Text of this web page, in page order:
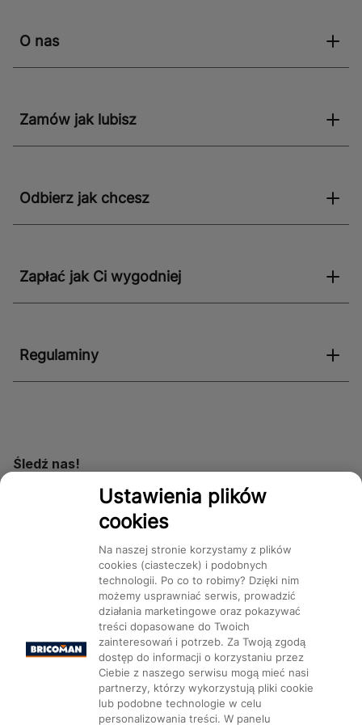
przemysłowych. Jego niezawodność i łatwość obsługi
sprawiają, że jest to idealne rozwiązanie dla każdego,
kto poszukuje efektywnego i trwałego siłownika do
O nas
Zamów jak lubisz
Odbierz jak chcesz
Zapłać jak Ci wygodniej
Regulaminy
Śledź nas!
Dostępność
Kategorie Produkty Marki CMS
Ustawienia plików
cookies
Na naszej stronie korzystamy z plików
cookies (ciasteczek) i podobnych
technologii. Po co to robimy? Dzięki nim
możemy usprawniać serwis, prowadzić
działania marketingowe oraz pokazywać
treści dopasowane do Twoich
zainteresowań i potrzeb. Za Twoją zgodą
dostęp do informacji o korzystaniu przez
Ciebie z naszego serwisu mogą mieć nasi
partnerzy, którzy wykorzystują pliki cookie
lub podobne technologie w celu
personalizowania treści. W panelu